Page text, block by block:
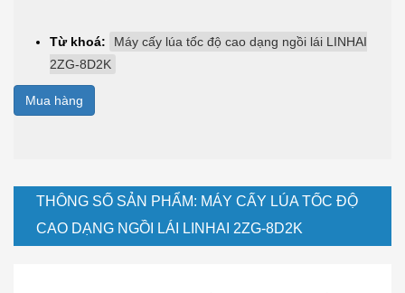
Từ khoá:
Máy cấy lúa tốc độ cao dạng ngồi lái LINHAI
2ZG-8D2K
Mua hàng
THÔNG SỐ SẢN PHẨM: MÁY CẤY LÚA TỐC ĐỘ
CAO DẠNG NGỒI LÁI LINHAI 2ZG-8D2K